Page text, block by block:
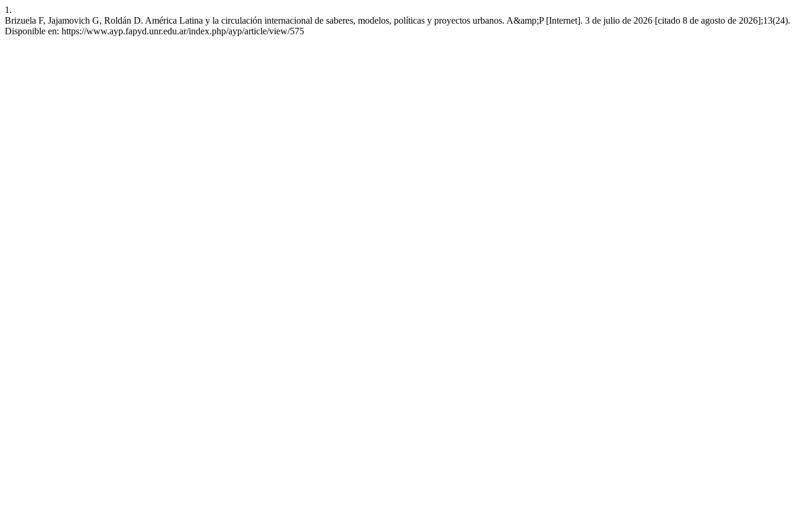
1.
Brizuela F, Jajamovich G, Roldán D. América Latina y la circulación internacional de saberes, modelos, políticas y proyectos urbanos. A&amp;P [Internet]. 3 de julio de 2026 [citado 8 de agosto de 2026];13(24).
Disponible en: https://www.ayp.fapyd.unr.edu.ar/index.php/ayp/article/view/575